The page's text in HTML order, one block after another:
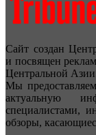
Сайт создан
и посвящен
Центральной
Мы
актуальную
специалистами,
обзоры,